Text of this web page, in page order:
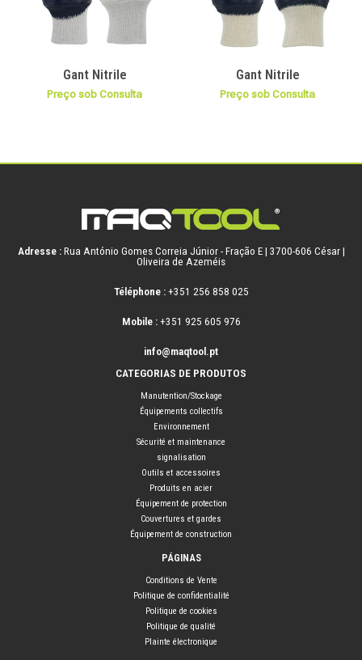
Gant Nitrile
Preço sob Consulta
Gant Nitrile
Preço sob Consulta
Adresse :Rua António Gomes Correia Júnior - Fração E | 3700-606 César |
Oliveira de Azeméis
Téléphone :+351 256 858 025
Mobile :+351 925 605 976
info@maqtool.pt
CATEGORIAS DE PRODUTOS
Manutention/Stockage
Équipements collectifs
Environnement
Sécurité et maintenance
signalisation
Outils et accessoires
Produits en acier
Équipement de protection
Couvertures et gardes
Équipement de construction
PÁGINAS
Conditions de Vente
Politique de confidentialité
Politique de cookies
Politique de qualité
Plainte électronique